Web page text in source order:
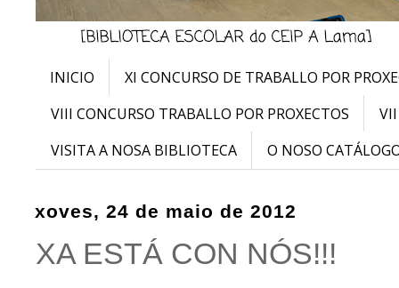
INICIO
XI CONCURSO DE TRABALLO POR
VIII CONCURSO TRABALLO POR PROXECTOS
VISITA A NOSA BIBLIOTECA
O NOSO
xoves, 24 de maio de 2012
XA ESTÁ CON NÓS!!!